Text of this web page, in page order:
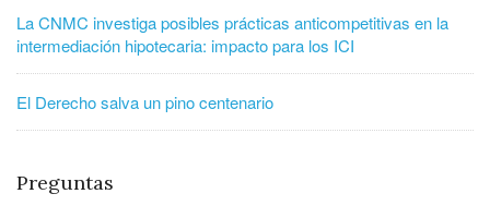
La CNMC investiga posibles prácticas anticompetitivas en la
intermediación hipotecaria: impacto para los ICI
El Derecho salva un pino centenario
Preguntas